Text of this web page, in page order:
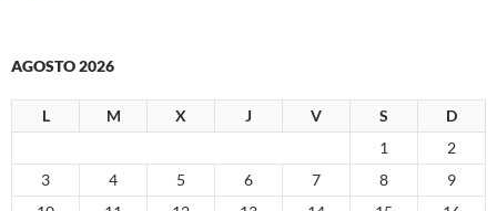
AGOSTO 2026
L M X J V S
D
1
2
3
4 5 6 7 8
9